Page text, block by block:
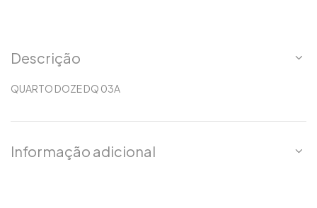
Descrição
QUARTO DOZE DQ 03A
Informação adicional